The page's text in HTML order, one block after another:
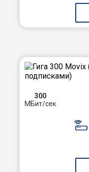
300
МБит/сек